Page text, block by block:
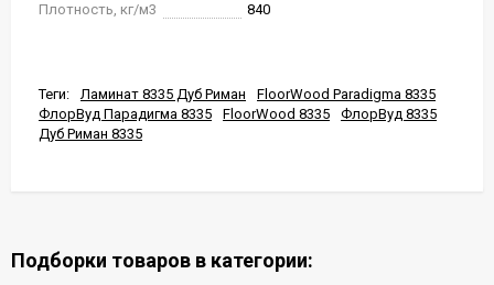
Плотность, кг/м3
840
Теги: Ламинат 8335 Дуб Риман
FloorWood Paradigma 8335
ФлорВуд Парадигма 8335
FloorWood 8335
ФлорВуд 8335
Дуб Риман 8335
Подборки товаров в категории: